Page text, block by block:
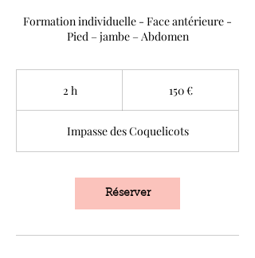
Formation individuelle - Face antérieure -
Pied – jambe – Abdomen
2 h2
150 €
Impasse des Coquelicots
Réserver